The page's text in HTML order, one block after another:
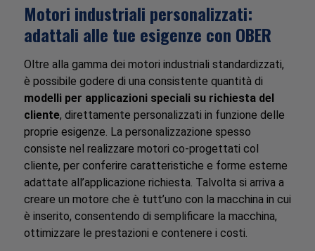
Motori industriali personalizzati:
adattali alle tue esigenze con OBER
Oltre alla gamma dei motori industriali standardizzati,
è possibile godere di una consistente quantità di
modelli per applicazioni speciali su richiesta del
cliente, direttamente personalizzati in funzione delle
proprie esigenze. La personalizzazione spesso
consiste nel realizzare motori co-progettati col
cliente, per conferire caratteristiche e forme esterne
adattate all’applicazione richiesta. Talvolta si arriva a
creare un motore che è tutt’uno con la macchina in cui
è inserito, consentendo di semplificare la macchina,
ottimizzare le prestazioni e contenere i costi.